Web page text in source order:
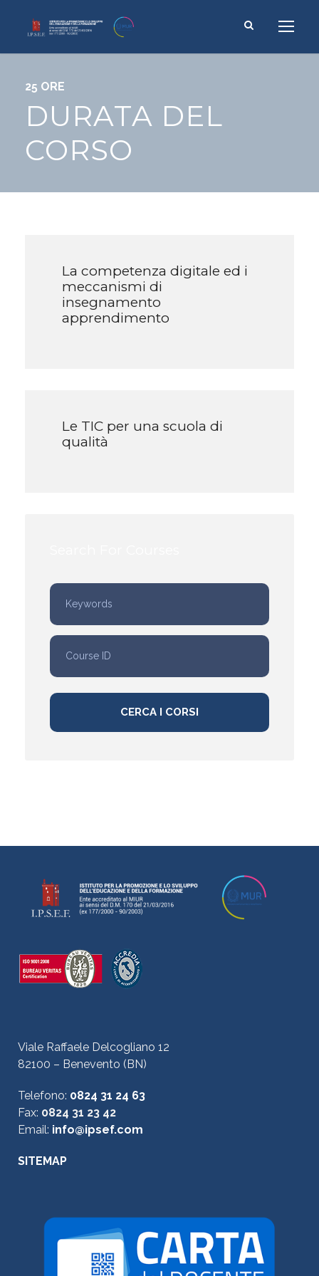
25 ORE
DURATA DEL
CORSO
La competenza digitale ed i
meccanismi di
insegnamento
apprendimento
Le TIC per una scuola di
qualità
Viale Raffaele Delcogliano 12
82100 – Benevento (BN)
Telefono: 0824 31 24 63
Fax: 0824 31 23 42
Email: info@ipsef.com
SITEMAP